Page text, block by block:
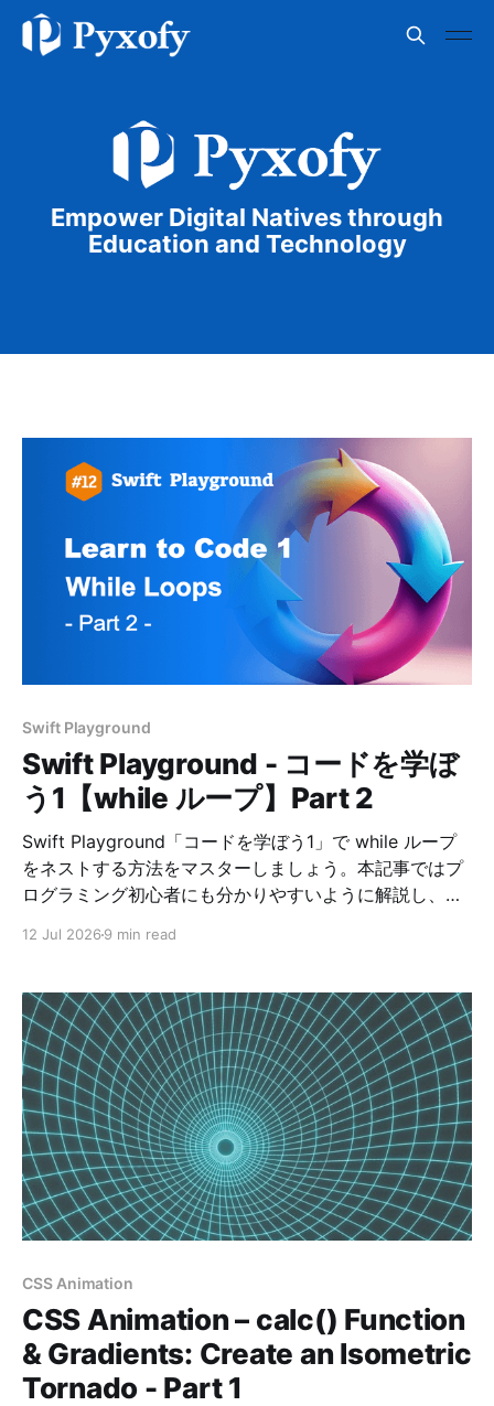
Empower Digital Natives through
Education and Technology
Swift Playground
Swift Playground - コードを学ぼ
う1【while ループ】Part 2
Swift Playground「コードを学ぼう1」で while ループ
をネストする方法をマスターしましょう。本記事ではプ
ログラミング初心者にも分かりやすいように解説し、コ
12 Jul 2026 9 min read
CSS Animation
CSS Animation – calc() Function
& Gradients: Create an Isometric
Tornado - Part 1